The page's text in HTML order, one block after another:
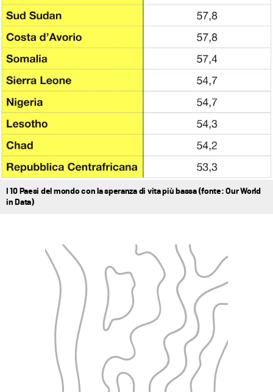
I 10 Paesi del mondo con la speranza di vita più bassa (fonte: Our World
in Data)